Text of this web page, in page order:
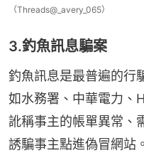
（Threads@_avery_065）
3.釣魚訊息騙案
釣魚訊息是最普遍的行
如水務署、中華電力、
訛稱事主的帳單異常、
誘騙事主點進偽冒網站